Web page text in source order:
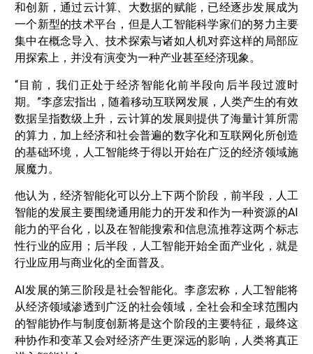
和创新，通过云计算、大数据的赋能，已经逐步发展成为
一个新型的技术平台，但是人工智能科学家们的努力主要
集中在概念导入、技术探索与诸如人机对弈这样的局部应
用探索上，并没有演变为一种产业甚至经济现象。
“目前，我们正处于经济智能化前半段向后半段过渡时
期。”李彦宏指出，随着移动互联网发展，人类产生的有效
数据呈指数级上升，云计算的发展则提供了海量计算所需
的算力，加上经济和社会普遍的数字化和互联网化所创造
的基础环境，人工智能终于得以开始在广泛的经济领域施
展魔力。
他认为，经济智能化可以分上下两个阶段，前半段，人工
智能的发展主要围绕通用能力的开发和作为一种资源的AI
能力的平台化，以及在智能搜索和信息流推荐这两个标志
性行业的应用；后半段，人工智能开始全面产业化，就是
行业应用与商业化的全面普及。
AI发展的第三阶段是社会智能化。李彦宏称，人工智能将
从经济领域渗透到广泛的社会领域，全社会和全球范围内
的智能协作与制度创新将是这个阶段的主要特征，最终这
种协作和变革又会对经济产生更深远的影响，人类将真正